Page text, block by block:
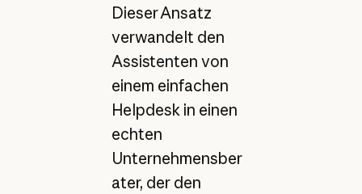
Dieser Ansatz
verwandelt den
Assistenten von
einem einfachen
Helpdesk in einen
echten
Unternehmensber
ater, der den